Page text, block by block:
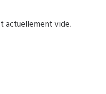
actuellement vide.